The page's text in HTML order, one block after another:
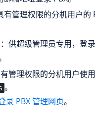
有管理权限的分机用户的
：供超级管理员专用，登
管理权限的分机用户使
。
录 PBX 管理网页。